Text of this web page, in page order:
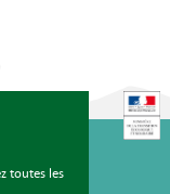
toutes les